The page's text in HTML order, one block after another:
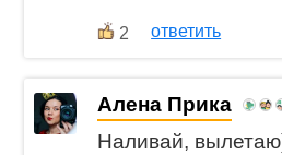
2 ответить
Алена Прика
Наливай,